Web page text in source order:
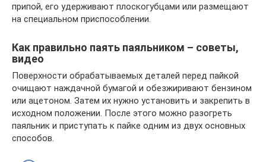
припой, его удерживают плоскогубцами или размещают
на специальном приспособлении.
Как правильно паять паяльником – советы,
видео
Поверхности обрабатываемых деталей перед пайкой
очищают наждачной бумагой и обезжиривают бензином
или ацетоном. Затем их нужно установить и закрепить в
исходном положении. После этого можно разогреть
паяльник и приступать к пайке одним из двух основных
способов.